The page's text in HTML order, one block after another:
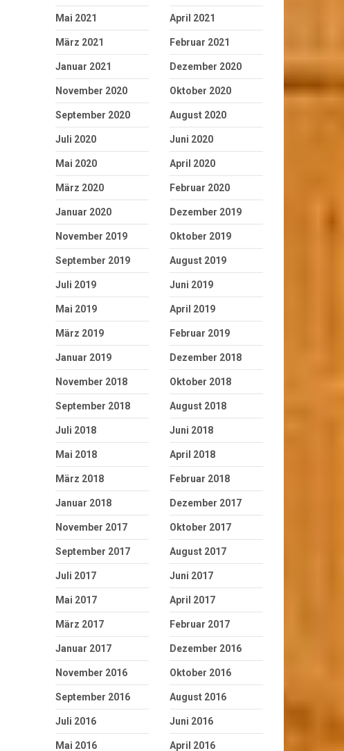
Mai 2021 April 2021
März 2021 Februar 2021
Januar 2021 Dezember 2020
November 2020 Oktober 2020
September 2020 August 2020
Juli 2020 Juni 2020
Mai 2020 April 2020
März 2020 Februar 2020
Januar 2020 Dezember 2019
November 2019 Oktober 2019
September 2019 August 2019
Juli 2019 Juni 2019
Mai 2019 April 2019
März 2019 Februar 2019
Januar 2019 Dezember 2018
November 2018 Oktober 2018
September 2018 August 2018
Juli 2018 Juni 2018
Mai 2018 April 2018
März 2018 Februar 2018
Januar 2018 Dezember 2017
November 2017 Oktober 2017
September 2017 August 2017
Juli 2017 Juni 2017
Mai 2017 April 2017
März 2017 Februar 2017
Januar 2017 Dezember 2016
November 2016 Oktober 2016
September 2016 August 2016
Juli 2016 Juni 2016
Mai 2016 April 2016